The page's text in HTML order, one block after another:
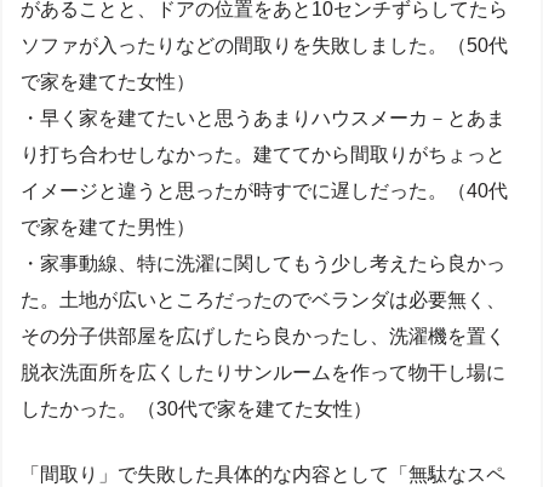
があることと、ドアの位置をあと10センチずらしてたら
ソファが入ったりなどの間取りを失敗しました。（50代
で家を建てた女性）
・早く家を建てたいと思うあまりハウスメーカ－とあま
り打ち合わせしなかった。建ててから間取りがちょっと
イメージと違うと思ったが時すでに遅しだった。（40代
で家を建てた男性）
・家事動線、特に洗濯に関してもう少し考えたら良かっ
た。土地が広いところだったのでベランダは必要無く、
その分子供部屋を広げしたら良かったし、洗濯機を置く
脱衣洗面所を広くしたりサンルームを作って物干し場に
したかった。（30代で家を建てた女性）
「間取り」で失敗した具体的な内容として「無駄なスペ